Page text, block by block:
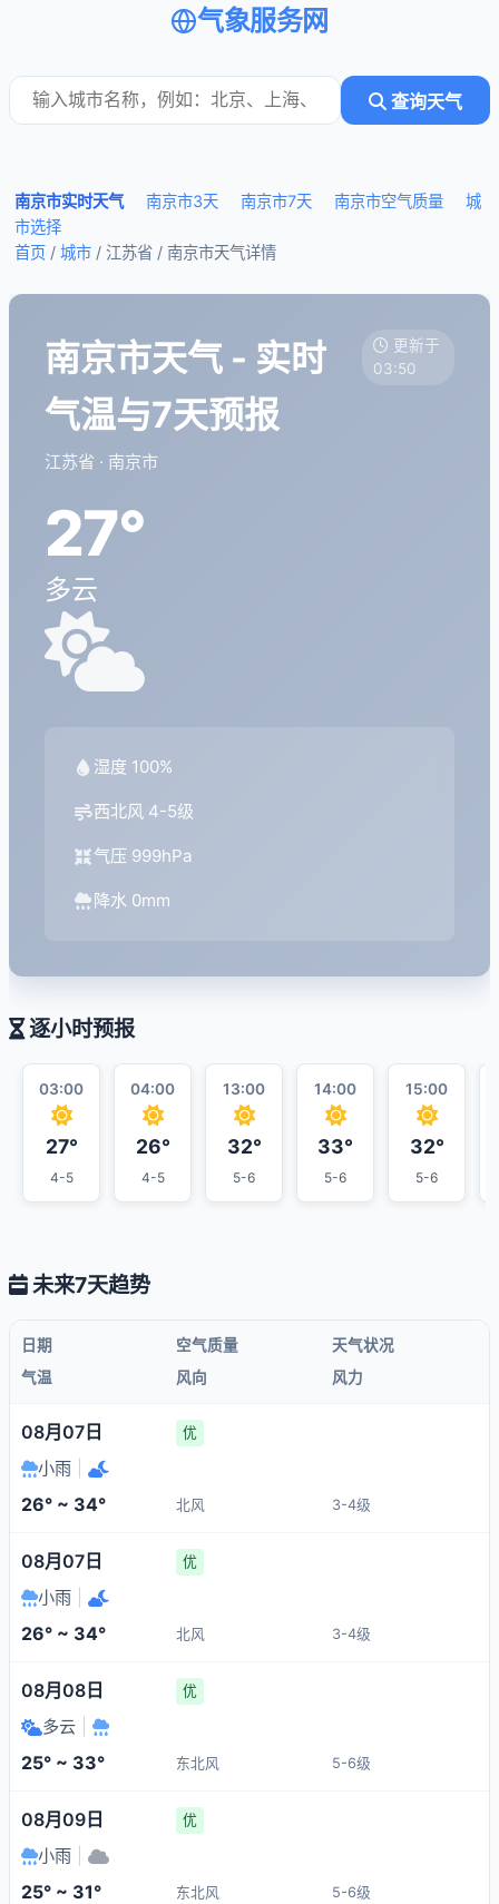
气象服务网
查询天气
南京市实时天气 南京市3天 南京市7天 南京市空气质量
城
市选择
首页 / 城市 / 江苏省 / 南京市天气详情
南京市天气 - 实时
气温与7天预报
江苏省 · 南京市
更新于
03:50
27°
多云
湿度 100%
西北风 4-5级
气压 999hPa
降水 0mm
逐小时预报
03:00
27°
4-5
04:00
26°
4-5
13:00
32°
5-6
14:00
33°
5-6
15:00
32°
5-6
未来7天趋势
日期 空气质量
天气状况
气温
风向 风力
08月07日 优
小雨
26° ~ 34° 北风 3-4级
08月07日 优
小雨
26° ~ 34° 北风 3-4级
08月08日 优
多云
25° ~ 33° 东北风 5-6级
08月09日 优
小雨
25° ~ 31° 东北风 5-6级